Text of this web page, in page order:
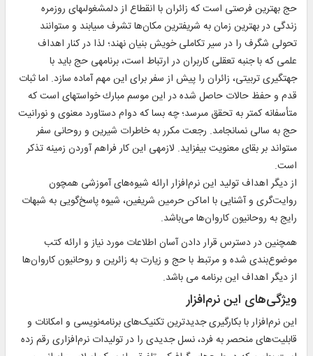
حج بهترين فرصتى است كه زائران با انقطاع از دلمشغولى‏هاى روزمره
زندگى در بهترين زمان به شريف‏ترين مكان‌ها تشرف مى‏يابند و مى‏توانند
تحولى شگرف را در سير تكاملى خويش بنيان نهند؛ لذا در كنار اهداف
علمى كه با جنبه تعقلى كاربران در ارتباط است، برنامه‏ى حج بايد با
جهت‏گيرى تربيتى، زائران را پيش از سفر براى اين مهم آماده سازد. اما ثبات
قدم و حفظ حالات حاصل شده در اين موسم مبارك خواسته‏اى است كه
متأسفانه كمتر به تحقق مى‏رسد؛ چه بسا كه دوام دستاورد معنوى و نورانيت
حج به سالى نمى‏انجامد. رجعت مكرر به خاطرات شيرين و روحانى سفر
مى‏تواند بر بقاى معنويت بيفزايد. لازمه‏ى اين كار فراهم آوردن زمينه تذكر
است.
از دیگر اهداف توليد اين نرم‌افزار ارائه شيوه‌های آموزشی همچون
روايت‌گری و آشنایی با اماکن حرمين شريفين، شيوه پاسخ‌گویی به شبهات
رايج به روحانيون کاروان‌ها می‌باشد.
همچنين در دسترس قرار دادن آسان اطلاعات مورد نياز و ارائه کتب
موضوع‌بندی شده و مرتبط با حج و زيارت به زائرين و روحانيون کاروان‌ها
از دیگر اهداف این برنامه می باشد.
ويژگی‌های این نرم‌افزار
این نرم‌افزار با بکارگیری جدیدترین تکنیک‌های برنامه‌نویسی و امکانات و
قابلیت‌های منحصر به فرد، نسل جدیدی را در تولیدات نرم‌افزاری رقم زده